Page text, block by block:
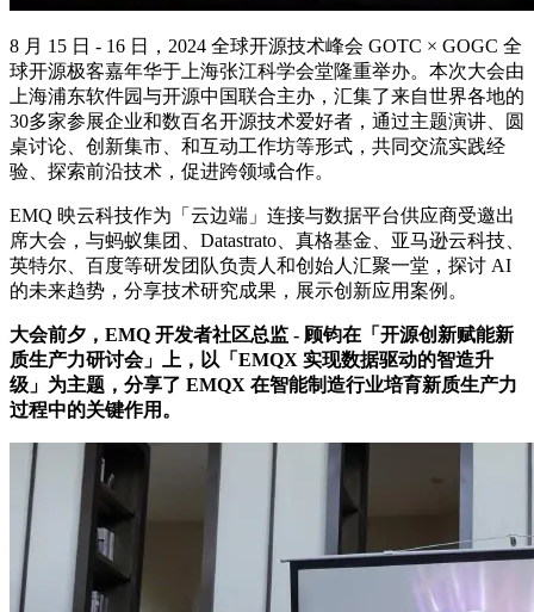
8 月 15 日 - 16 日，2024 全球开源技术峰会 GOTC × GOGC 全
球开源极客嘉年华于上海张江科学会堂隆重举办。本次大会由
上海浦东软件园与开源中国联合主办，汇集了来自世界各地的
30多家参展企业和数百名开源技术爱好者，通过主题演讲、圆
桌讨论、创新集市、和互动工作坊等形式，共同交流实践经
验、探索前沿技术，促进跨领域合作。
EMQ 映云科技作为「云边端」连接与数据平台供应商受邀出
席大会，与蚂蚁集团、Datastrato、真格基金、亚马逊云科技、
英特尔、百度等研发团队负责人和创始人汇聚一堂，探讨 AI
的未来趋势，分享技术研究成果，展示创新应用案例。
大会前夕，EMQ 开发者社区总监 - 顾钧在「开源创新赋能新
质生产力研讨会」上，以「EMQX 实现数据驱动的智造升
级」为主题，分享了 EMQX 在智能制造行业培育新质生产力
过程中的关键作用。